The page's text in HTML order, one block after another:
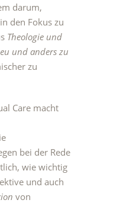
darum,
den Fokus zu
Theologie und
und anders zu
zu
Care macht
bei der Rede
wie wichtig
und auch
von